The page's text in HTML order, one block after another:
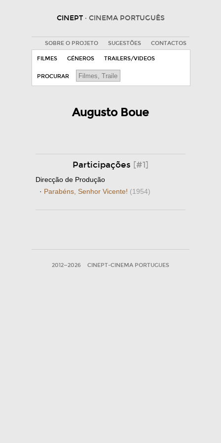
CINEPT · CINEMA PORTUGUÊS
SOBRE O PROJETO SUGESTÕES CONTACTOS
FILMES GÉNEROS TRAILERS/VIDEOS
PROCURAR
Augusto Boue
Participações [#1]
Direcção de Produção
· Parabéns, Senhor Vicente! (1954)
2012—2026 CINEPT-CINEMA PORTUGUES